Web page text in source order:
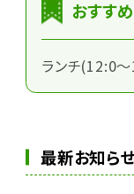
おすす
ランチ(12:0
最新お知ら